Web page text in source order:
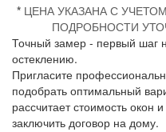
* ЦЕНА УКАЗАНА С
ПОДРОБНОСТИ
Точный замер - первый шаг
остеклению.
Пригласите
подобрать оптимальный
рассчитает стоимость окон
заключить договор на дому.